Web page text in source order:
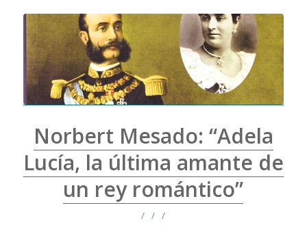
Norbert Mesado: “Adela
Lucía, la última amante de
un rey romántico”
/ / /